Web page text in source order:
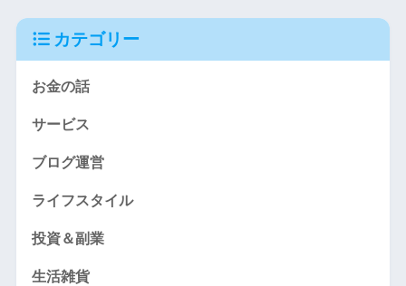
カテゴリー
お金の話
サービス
ブログ運営
ライフスタイル
投資＆副業
生活雑貨